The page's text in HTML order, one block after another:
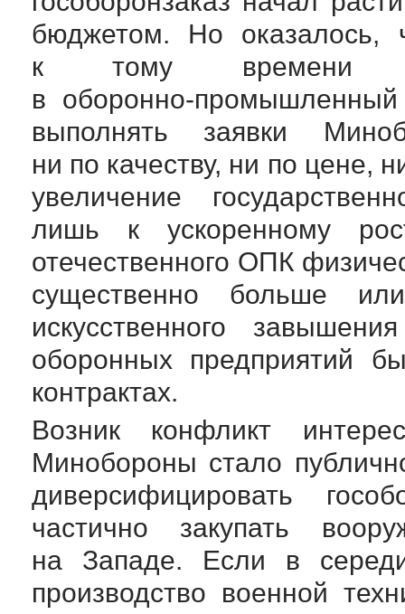
бюджетом. Но оказалось,
к тому времени
в оборонно-промышленный
выполнять заявки
ни по качеству, ни по цене,
увеличение
лишь к ускоренному
отечественного ОПК
существенно больше
искусственного
оборонных предприятий
контрактах.
Возник конфликт
Минобороны стало
диверсифицировать
частично закупать
на Западе. Если в
производство военной